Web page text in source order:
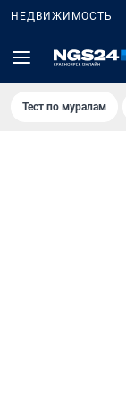
НЕДВИЖИМОСТЬ
Тест по мурaлaм